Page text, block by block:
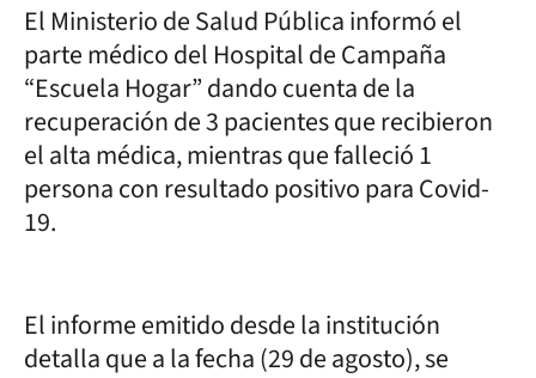
El Ministerio de Salud Pública informó el
parte médico del Hospital de Campaña
“Escuela Hogar” dando cuenta de la
recuperación de 3 pacientes que recibieron
el alta médica, mientras que falleció 1
persona con resultado positivo para Covid-
19.
El informe emitido desde la institución
detalla que a la fecha (29 de agosto), se